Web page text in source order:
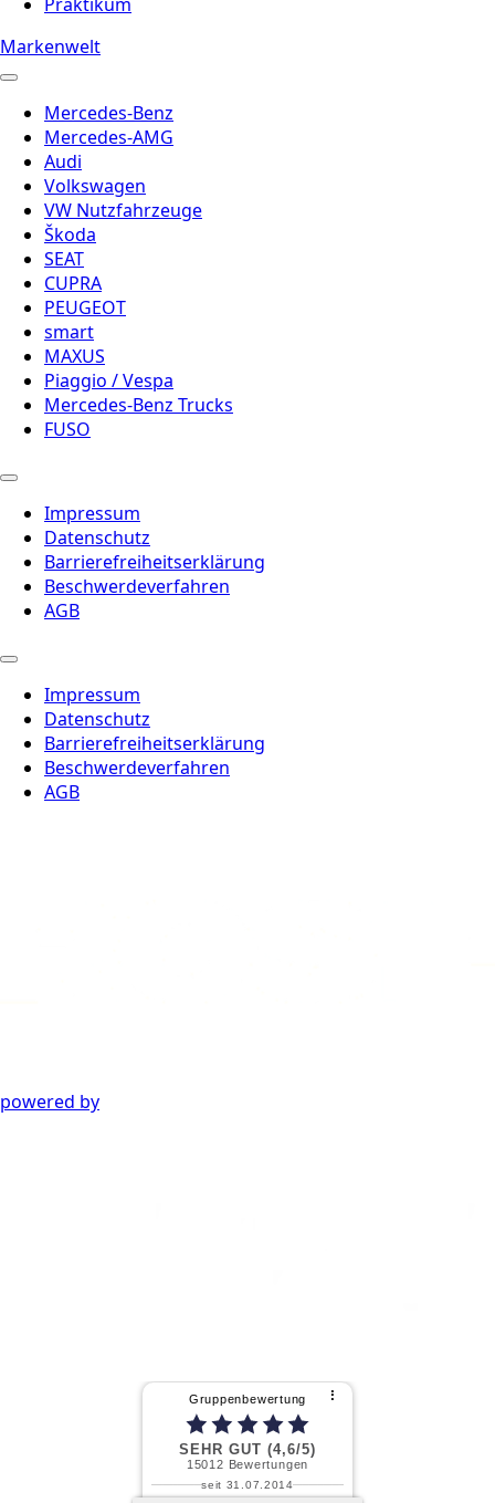
Markenwelt
Mercedes-Benz
Mercedes-AMG
Audi
Volkswagen
VW Nutzfahrzeuge
Škoda
SEAT
CUPRA
PEUGEOT
smart
MAXUS
Piaggio / Vespa
Mercedes-Benz Trucks
FUSO
Impressum
Datenschutz
Barrierefreiheitserklärung
Beschwerdeverfahren
AGB
Impressum
Datenschutz
Barrierefreiheitserklärung
Beschwerdeverfahren
AGB
powered by